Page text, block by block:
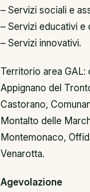
– Servizi sociali e
– Servizi educativi e
– Servizi innovativi.
Territorio area GAL:
Appignano del
Castorano,
Montalto delle
Montemonaco,
Venarotta.
Agevolazione